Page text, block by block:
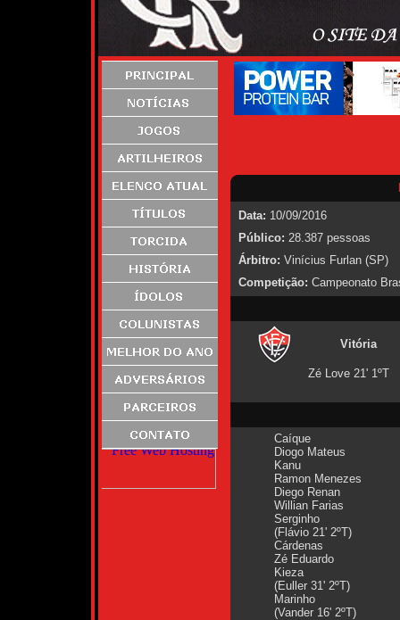
Data: 10/09/2016
Público: 28.387 pessoas
Árbitro: Vinícius Furlan (SP)
Competição: Campeonato
Vitória
Zé Love 21' 1ºT
Caíque
Diogo Mateus
Kanu
Ramon Menezes
Diego Renan
Willian Farias
Serginho
(Flávio 21' 2ºT)
Cárdenas
Zé Eduardo
Kieza
(Euller 31' 2ºT)
Marinho
(Vander 16' 2ºT)